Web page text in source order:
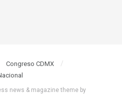
Congreso CDMX
news & magazine theme by